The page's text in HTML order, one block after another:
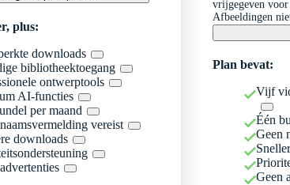
plus:
downloads
bibliotheektoegang
ontwerptools
AI-functies
per maand
vereist
downloads
vrijgegeven
Afbeeldingen
Plan bevat:
Vijf
Één
Geen
Geen